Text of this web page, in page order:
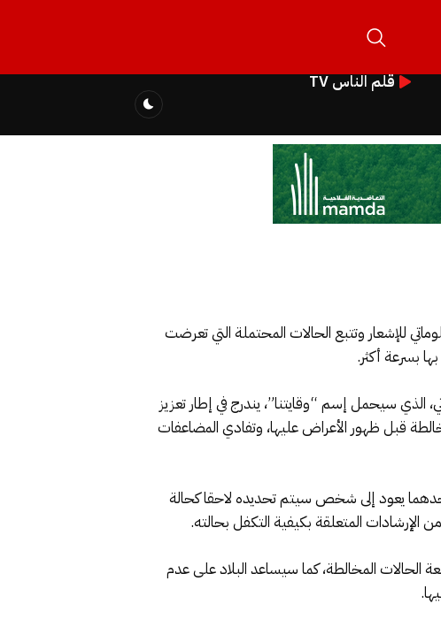
قلم الناس TV
للإشعار وتتبع الحالات المحتملة التي تعرضت
بسرعة أكثر.
الذي سيحمل إسم “وقايتنا”، يندرج في إطار تعزيز
سيمكن من التكفل بالحالات المخالطة قبل ظهور الأعراض عليها، وتفادي المضاعفات
يعود إلى شخص سيتم تحديده لاحقا كحالة
المتعلقة بكيفية التكفل بحالته.
الحالات المخالطة، كما سيساعد البلاد على عدم